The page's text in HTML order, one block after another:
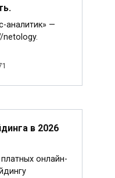
аналитик» —
netology.
в 2026
онлайн-